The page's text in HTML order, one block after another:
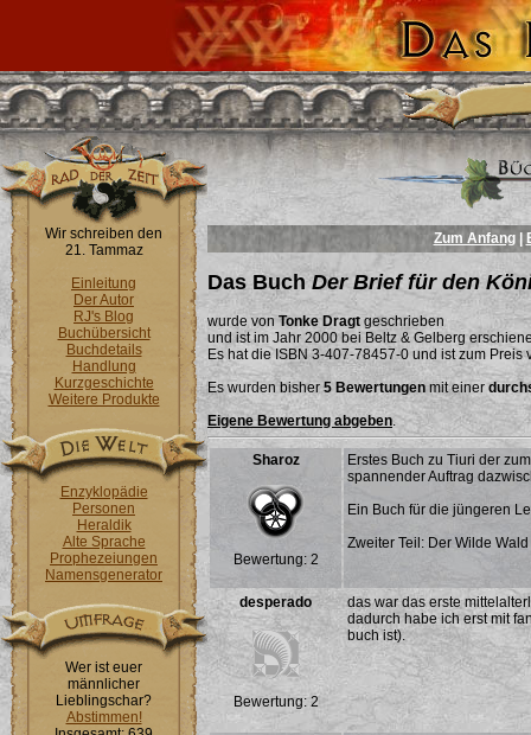
Wir schreiben den
21. Tammaz
Einleitung
Der Autor
RJ's Blog
Buchübersicht
Buchdetails
Handlung
Kurzgeschichte
Weitere Produkte
Enzyklopädie
Personen
Heraldik
Alte Sprache
Prophezeiungen
Namensgenerator
Wer ist euer
männlicher
Lieblingschar?
Abstimmen!
Zum Anfang|
Das BuchDer Brief für den
wurde von Tonke Dragt geschrieben
und ist im Jahr 2000 bei Beltz & Gelberg
Es hat die ISBN 3-407-78457-0 und ist zum Preis
Es wurden bisher 5 Bewertungen mit einer
Eigene Bewertung abgeben.
Sharoz
Bewertung: 2
Erstes Buch zu Tiuri der
spannender Auftrag
Ein Buch für die jüngeren
Zweiter Teil: Der Wilde Wald
desperado
Bewertung: 2
das war das erste
dadurch habe ich erst mit
buch ist).